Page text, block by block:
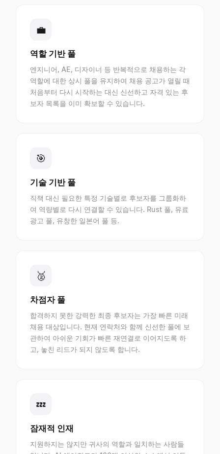
💼
역할 기반 풀
엔지니어, AE, 디자이너 등 반복적으로 채용하는 각
역할에 대한 상시 풀을 유지하여 채용 공고가 열릴 때
처음부터 다시 시작하는 대신 신선하고 자격 있는 후
보자 목록을 이미 확보할 수 있습니다.
🎯
기술 기반 풀
직책 대신 필요한 특정 기술별로 후보자를 그룹화하
여 역량별로 다시 연결할 수 있습니다. Rust 풀, 유료
광고 풀, 유창한 일본어 풀 등.
🥈
차점자 풀
합격하지 못한 강력한 최종 후보자는 가장 빠른 미래
채용 대상입니다. 현재 연락처와 함께 신선한 풀에 보
관하여 아쉬운 기회가 빠른 재연결로 이어지도록 하
고, 놓친 리드가 되지 않도록 합니다.
💤
잠재적 인재
지원하지는 않지만 귀사의 역할과 일치하는 사람들